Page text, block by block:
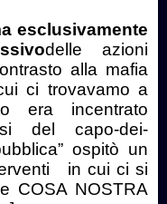
esclusivamente
delle azioni
alla mafia
ci trovavamo a
era incentrato
del capo-dei-
ospitò un
in cui ci si
COSA NOSTRA